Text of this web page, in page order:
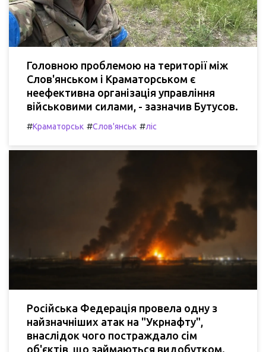
Головною проблемою на території між
Слов'янськом і Краматорськом є
неефективна організація управління
військовими силами, - зазначив Бутусов.
#Краматорськ #Слов'янськ #ліс
Російська Федерація провела одну з
найзначніших атак на "Укрнафту",
внаслідок чого постраждало сім
об'єктів, що займаються видобутком.